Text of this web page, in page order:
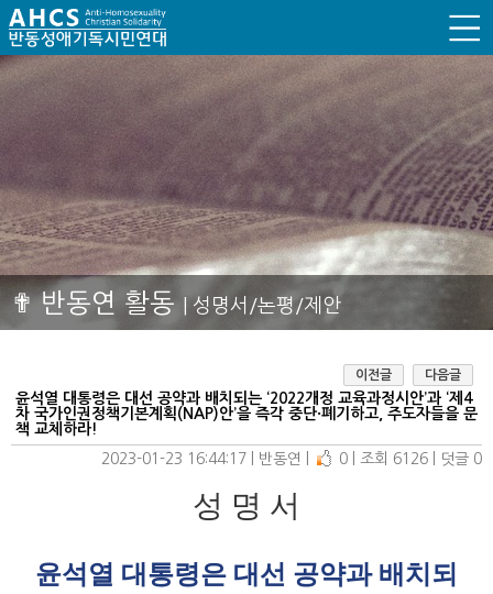
✟ 반동연 활동 | 성명서/논평/제안
이전글 다음글
윤석열 대통령은 대선 공약과 배치되는 ‘2022개정 교육과정시안’과 ‘제4
차 국가인권정책기본계획(NAP)안’을 즉각 중단·폐기하고, 주도자들을 문
책 교체하라!
2023-01-23 16:44:17
반동연 0 조회 6126 덧글 0
성 명 서
윤석열 대통령은 대선 공약과 배치되